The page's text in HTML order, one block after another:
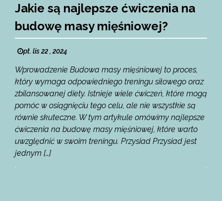
Jakie są najlepsze ćwiczenia na
budowę masy mięśniowej?
pt. lis 22 , 2024
Wprowadzenie Budowa masy mięśniowej to proces,
który wymaga odpowiedniego treningu siłowego oraz
zbilansowanej diety. Istnieje wiele ćwiczeń, które mogą
pomóc w osiągnięciu tego celu, ale nie wszystkie są
równie skuteczne. W tym artykule omówimy najlepsze
ćwiczenia na budowę masy mięśniowej, które warto
uwzględnić w swoim treningu. Przysiad Przysiad jest
jednym […]